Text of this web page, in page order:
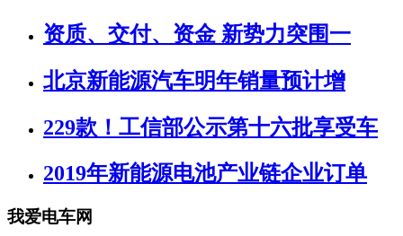
资质、交付、资金 新势力突围一
北京新能源汽车明年销量预计增
229款！工信部公示第十六批享受车
2019年新能源电池产业链企业订单
我爱电车网